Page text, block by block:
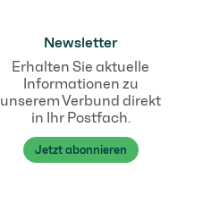
Newsletter
Erhalten Sie aktuelle
Informationen zu
unserem Verbund direkt
in Ihr Postfach.
Jetzt abonnieren